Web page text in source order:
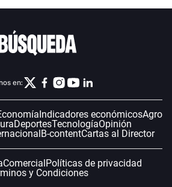
en:
Indicadores económicosAgro
DeportesTecnologíaOpinión
B-contentCartas al Director
ComercialPolíticas de privacidad
y Condiciones